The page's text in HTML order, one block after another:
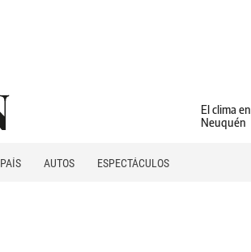
El clima en
Neuquén
PAÍS AUTOS
ESPECTÁCULOS